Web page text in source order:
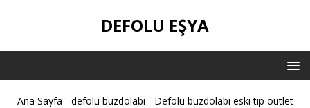
DEFOLU EŞYA
Ana Sayfa - defolu buzdolabı - Defolu buzdolabı eski tip outlet